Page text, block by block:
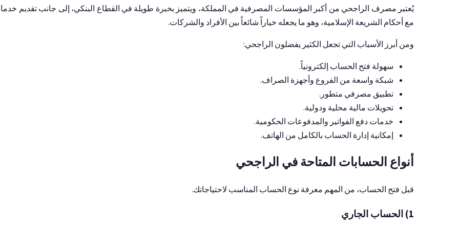
يُعتبر مصرف الراجحي من أكبر المؤسسات المصرفية في المملكة، ويتميز بخبرة طويلة في القطاع البنكي، إلى جانب تقديم
مع أحكام الشريعة الإسلامية، وهو ما يجعله خياراً شائعاً بين الأفراد والشركات.
ومن أبرز الأسباب التي تجعل الكثير يفضلون الراجحي:
سهولة فتح الحساب إلكترونياً.
شبكة واسعة من الفروع وأجهزة الصراف.
تطبيق مصرفي متطور.
تحويلات مالية محلية ودولية.
خدمات دفع الفواتير والمدفوعات الحكومية.
إمكانية إدارة الحساب بالكامل من الهاتف.
أنواع الحسابات المتاحة في الراجحي
قبل فتح الحساب، من المهم معرفة نوع الحساب المناسب لاحتياجاتك.
1) الحساب الجاري